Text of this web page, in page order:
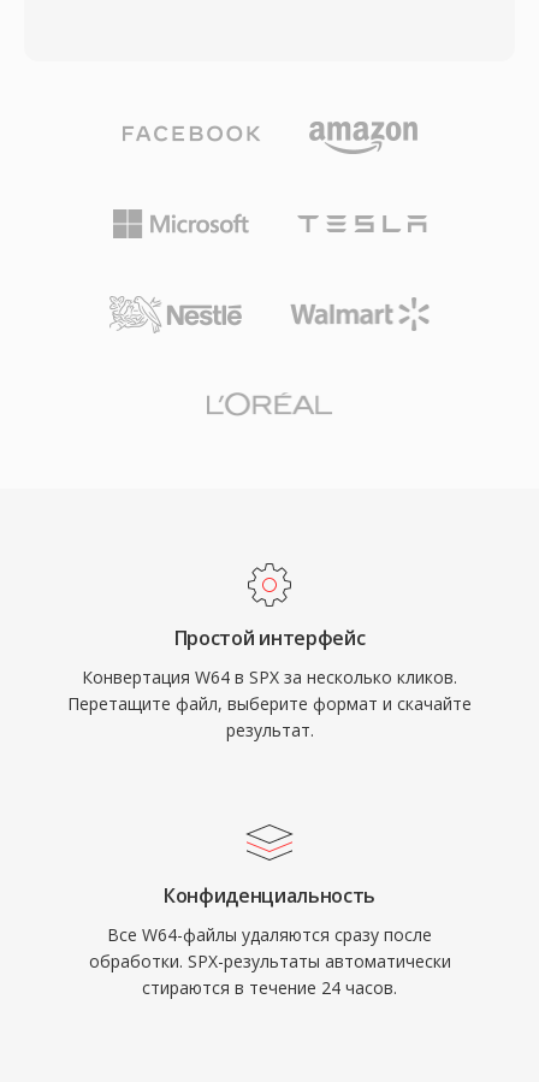
поддерживает произвольные частоты
дискретизации, разрядности и конфигурации
озвучивания фильмов, записи живых
Forge, Audacity и другие профессиональные
цифровые звуковые рабочие станции
импорта и экспорта W64. Для инженеров и
кодека для речи с возможностями
три частоты дискретизации —
узкополосная 8 кГц, широкополосная 16 кГц
кодирование с переменным битрейтом,
преимущество — свободная от патентов
эхоподавление, шумоподавление и
автоматическую регулировку усиления —
функции, которые конкурирующие кодеки
обычно делегируют внешним библиотекам.
Хотя создатели кодека официально
рекомендуют Opus как преемника с 2012
встроенных устройствах, где ценится его
лёгкий декодер.
Простой интерфейс
Конвертация W64 в SPX за несколько кликов.
Перетащите файл, выберите формат и скачайте
результат.
Конфиденциальность
Все W64-файлы удаляются сразу после
обработки. SPX-результаты автоматически
стираются в течение 24 часов.